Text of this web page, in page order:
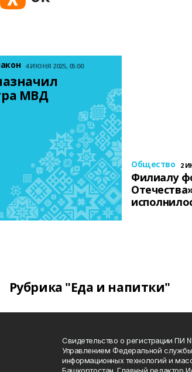
4 ИЮНЯ 2025, 05:00
МВД
Общество 2
Филиалу
Рубрика "Еда и напитки"
Свидетельство о регистрации ПИ
Управлением Федеральной
информационных технологий и